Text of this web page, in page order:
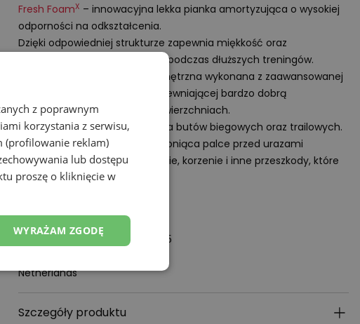
Fresh FoamX – innowacyjna lekka pianka amortyzująca o wysokiej
odporności na odkształcenia.
Dzięki odpowiedniej strukturze zapewnia miękkość oraz
odpowiednią ochronę stawów podczas dłuższych treningów.
– podeszwa zewnętrzna wykonana z zaawansowanej
mieszanki gumy węglowej zapewniającej bardzo dobrą
przyczepność na mokrych nawierzchniach.
AT Tread– kombinacja bieżnika butów biegowych oraz trailowych.
Toe Protect– technologia chroniąca palce przed urazami
spowodowanymi przez kamienie, korzenie i inne przeszkody, które
mogą znajdować sie na szlaku.
New Balance Europe BV
A-Factorij, Pilotenstraat 35 – 45
Netherlands
Szczegóły produktu
z poprawnym
korzystania z serwisu,
(profilowanie reklam)
lub dostępu
proszę o kliknięcie w
WYRAŻAM ZGODĘ